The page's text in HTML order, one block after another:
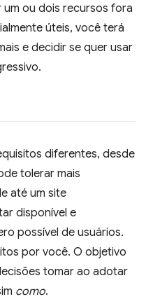
um ou dois recursos fora
úteis, você terá
e decidir se quer usar
diferentes, desde
tolerar mais
até um site
disponível e
possível de usuários.
por você. O objetivo
tomar ao adotar
como.